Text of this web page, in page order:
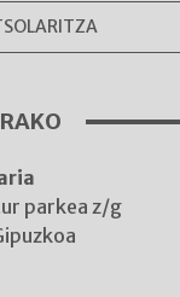
parkea z/g